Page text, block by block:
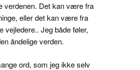
verdenen. Det kan være fra
eller det kan være fra
vejledere.. Jeg både føler,
åndelige verden.
ord, som jeg ikke selv